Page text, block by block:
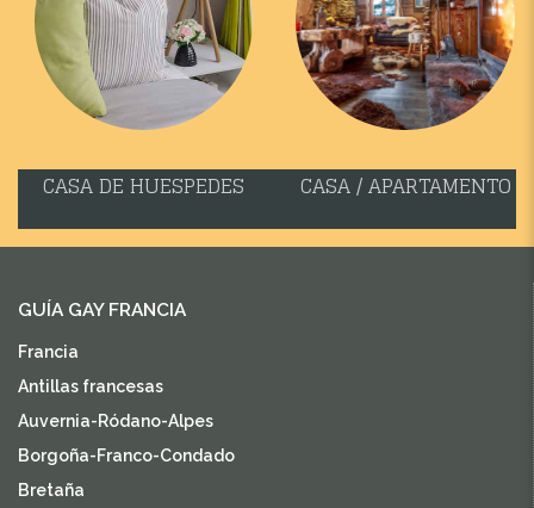
CASA DE HUESPEDES CASA / APARTAMENTO
GUÍA GAY FRANCIA
Francia
Antillas francesas
Auvernia-Ródano-Alpes
Borgoña-Franco-Condado
Bretaña